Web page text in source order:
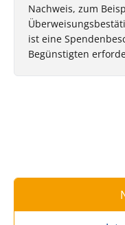
Nachweis, zum
ist eine
Begünstigten